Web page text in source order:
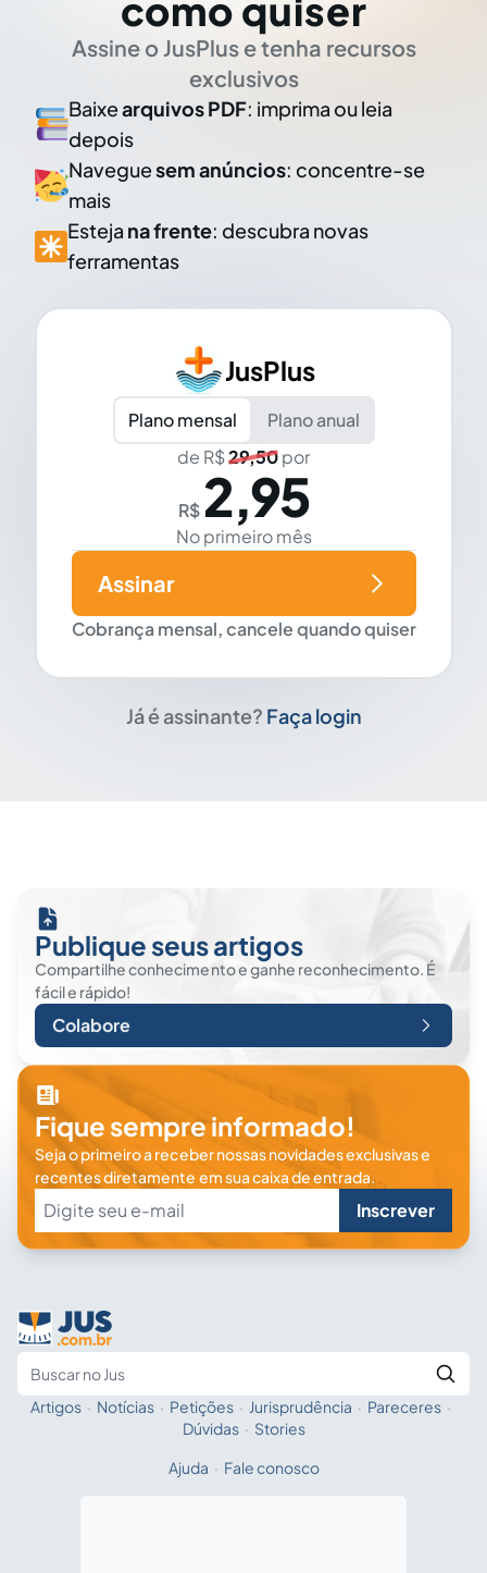
como quiser
Assine o JusPlus e tenha recursos
exclusivos
Baixearquivos PDF: imprima ou leia
depois
Naveguesem anúncios: concentre-se
mais
Esteja na frente: descubra novas
ferramentas
JusPlus
Plano mensal
Plano anual
de R$29,50por
R$ 2,95
No primeiro mês
Cobrança mensal, cancele quando quiser
Assinar
Já é assinante? Faça login
Publique seus artigos
Compartilhe conhecimento e ganhe reconhecimento. É
fácil e rápido!
Colabore
Fique sempre informado!
Seja o primeiro a receber nossas novidades exclusivas e
recentes diretamente em sua caixa de entrada.
Inscrever
Fale com a IA
Artigos · Notícias · Petições · Jurisprudência · Pareceres ·
Dúvidas · Stories
Ajuda · Fale conosco